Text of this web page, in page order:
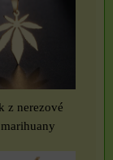
z nerezové